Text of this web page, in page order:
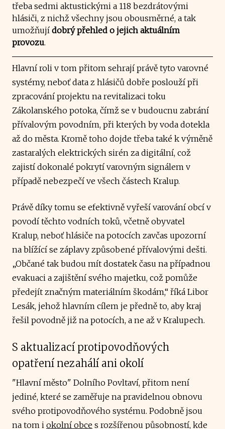
třeba sedmi aktustickými a 118 bezdrátovými
hlásiči, z nichž všechny jsou obousměrné, a tak
umožňují dobrý přehled o jejich aktuálním
provozu.
Hlavní roli v tom přitom sehrají právě tyto varovné
systémy, neboť data z hlásičů dobře poslouží při
zpracování projektu na revitalizaci toku
Zákolanského potoka, čímž se v budoucnu zabrání
přívalovým povodním, při kterých by voda dotekla
až do města. Kromě toho dojde třeba také k výměně
zastaralých elektrických sirén za digitální, což
zajistí dokonalé pokrytí varovným signálem v
případě nebezpečí ve všech částech Kralup.
Právě díky tomu se efektivně vyřeší varování obcí v
povodí těchto vodních toků, včetně obyvatel
Kralup, neboť hlásiče na potocích zavčas upozorní
na blížící se záplavy způsobené přívalovými dešti.
„Občané tak budou mít dostatek času na případnou
evakuaci a zajištění svého majetku, což pomůže
předejít značným materiálním škodám,“ říká Libor
Lesák, jehož hlavním cílem je předně to, aby kraj
řešil povodně již na potocích, a ne až v Kralupech.
S aktualizací protipovodňových
opatření nezahálí ani okolí
"Hlavní město" Dolního Povltaví, přitom není
jediné, které se zaměřuje na pravidelnou obnovu
svého protipovodňového systému. Podobně jsou
na tom i okolní obce s rozšířenou působností, kde